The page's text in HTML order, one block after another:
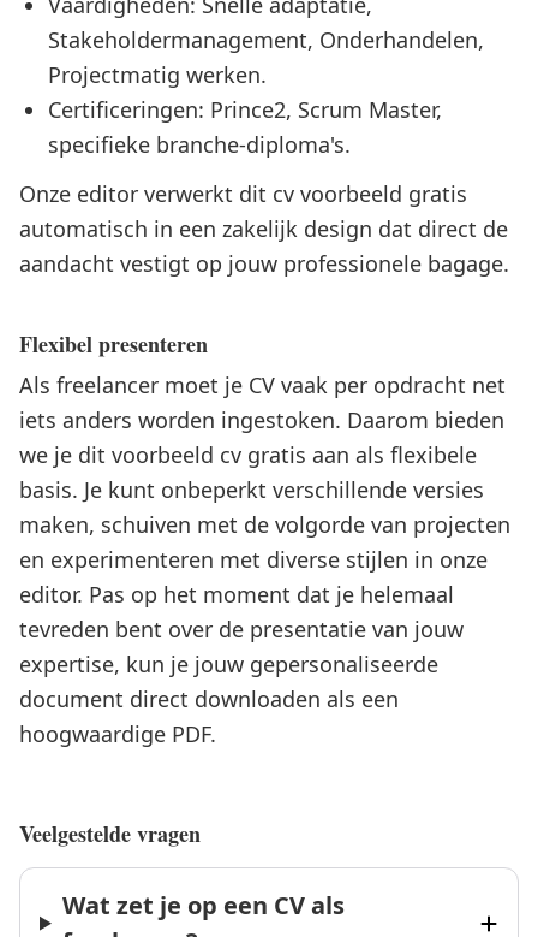
Stakeholdermanagement, Onderhandelen,
Projectmatig werken.
Certificeringen: Prince2, Scrum Master,
specifieke branche-diploma's.
Onze editor verwerkt dit cv voorbeeld gratis
automatisch in een zakelijk design dat direct de
aandacht vestigt op jouw professionele bagage.
Flexibel presenteren
Als freelancer moet je CV vaak per opdracht net
iets anders worden ingestoken. Daarom bieden
we je dit voorbeeld cv gratis aan als flexibele
basis. Je kunt onbeperkt verschillende versies
maken, schuiven met de volgorde van projecten
en experimenteren met diverse stijlen in onze
editor. Pas op het moment dat je helemaal
tevreden bent over de presentatie van jouw
expertise, kun je jouw gepersonaliseerde
document direct downloaden als een
hoogwaardige PDF.
Veelgestelde vragen
Wat zet je op een CV als